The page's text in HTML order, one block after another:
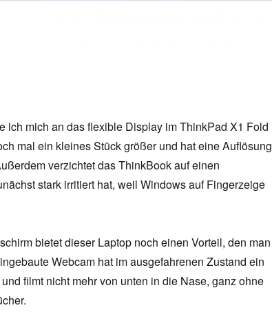
ich mich an das flexible Display im ThinkPad X1 Fold
mal ein kleines Stück größer und hat eine Auflösung
verzichtet das ThinkBook auf einen
stark irritiert hat, weil Windows auf Fingerzeige
bietet dieser Laptop noch einen Vorteil, den man
Webcam hat im ausgefahrenen Zustand ein
filmt nicht mehr von unten in die Nase, ganz ohne